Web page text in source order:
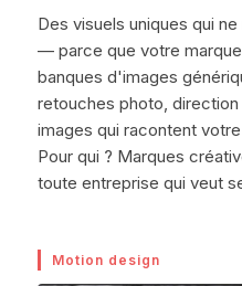
Des visuels uniques qui
— parce que votre
banques d'images
retouches photo,
images qui racontent
Pour qui ? Marques
toute entreprise qui veut
Motion design